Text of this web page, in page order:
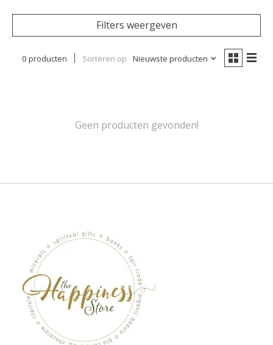
Filters weergeven
0 producten Sorteren op Nieuwste producten
Geen producten gevonden!